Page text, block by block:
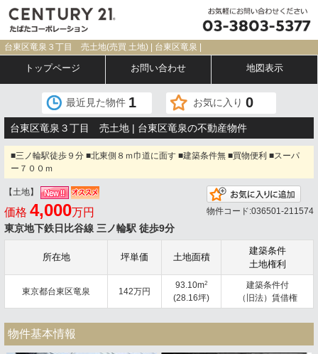
台東区竜泉３丁目 売土地(売買 土地) | 台東区竜泉 |
トップページ お問い合わせ 地図表示
最近見た物件 1 お気に入り 0
台東区竜泉３丁目 売土地 | 台東区竜泉の不動産物件
■三ノ輪駅徒歩９分 ■北東側８ｍ巾道に面す ■建築条件無 ■買物便利 ■スーパ
ー７００ｍ
【土地】
価格 4,000万円
東京地下鉄日比谷線 三ノ輪駅 徒歩9分
物件コード:036501-211574
所在地 坪単価 土地面積
建築条件
土地権利
東京都台東区竜泉 142万円
93.10m2
(28.16坪)
建築条件付
（旧法）賃借権
物件基本情報